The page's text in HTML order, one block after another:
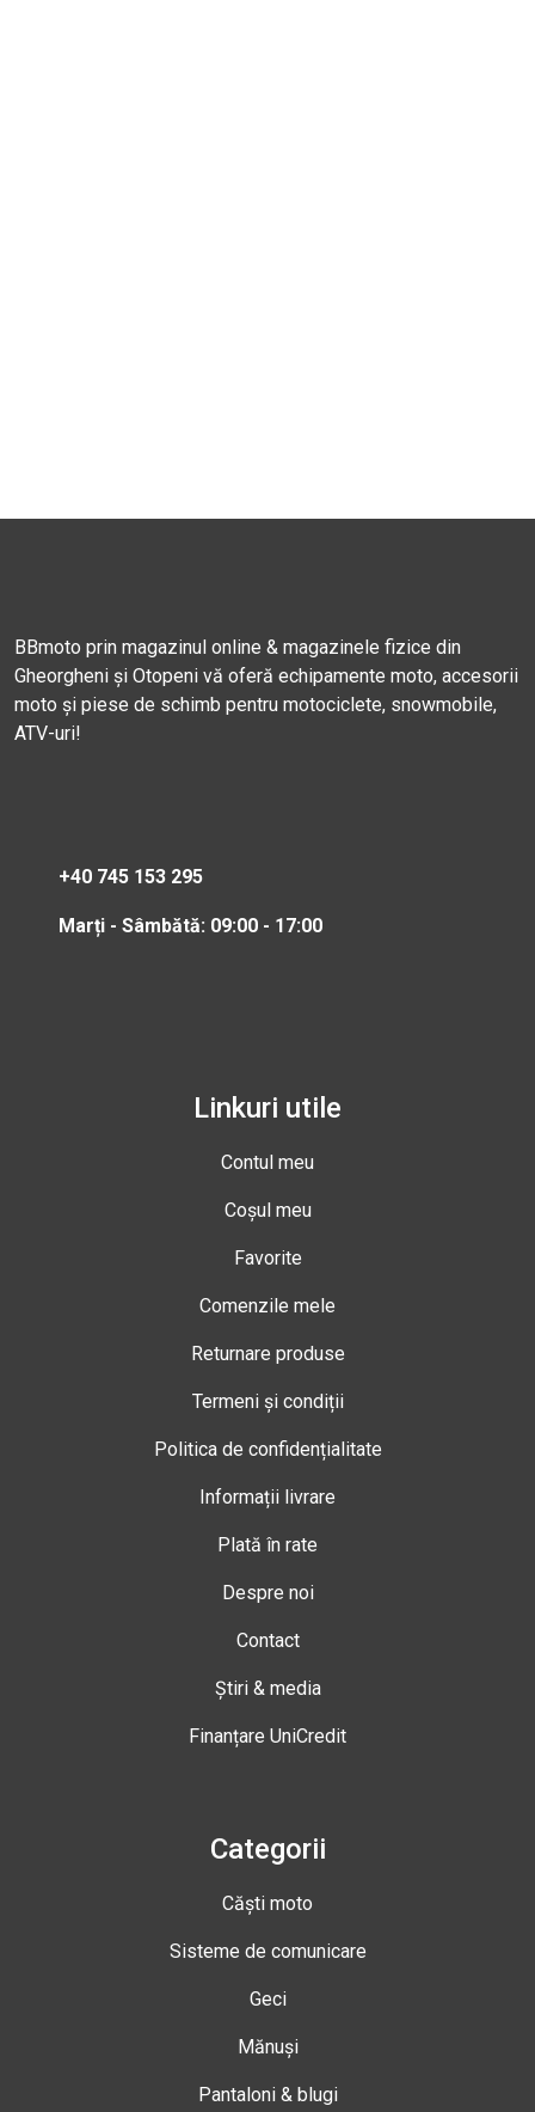
BBmoto prin magazinul online & magazinele fizice din
Gheorgheni și Otopeni vă oferă echipamente moto, accesorii
moto și piese de schimb pentru motociclete, snowmobile,
ATV-uri!
+40 745 153 295
Marți - Sâmbătă: 09:00 - 17:00
Linkuri utile
Contul meu
Coșul meu
Favorite
Comenzile mele
Returnare produse
Termeni și condiții
Politica de confidențialitate
Informații livrare
Plată în rate
Despre noi
Contact
Știri & media
Finanțare UniCredit
Categorii
Căști moto
Sisteme de comunicare
Geci
Mănuși
Pantaloni & blugi